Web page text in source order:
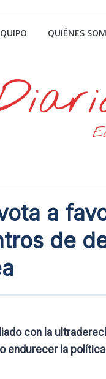
QUIÉNES
a
de
con la
endurecer la